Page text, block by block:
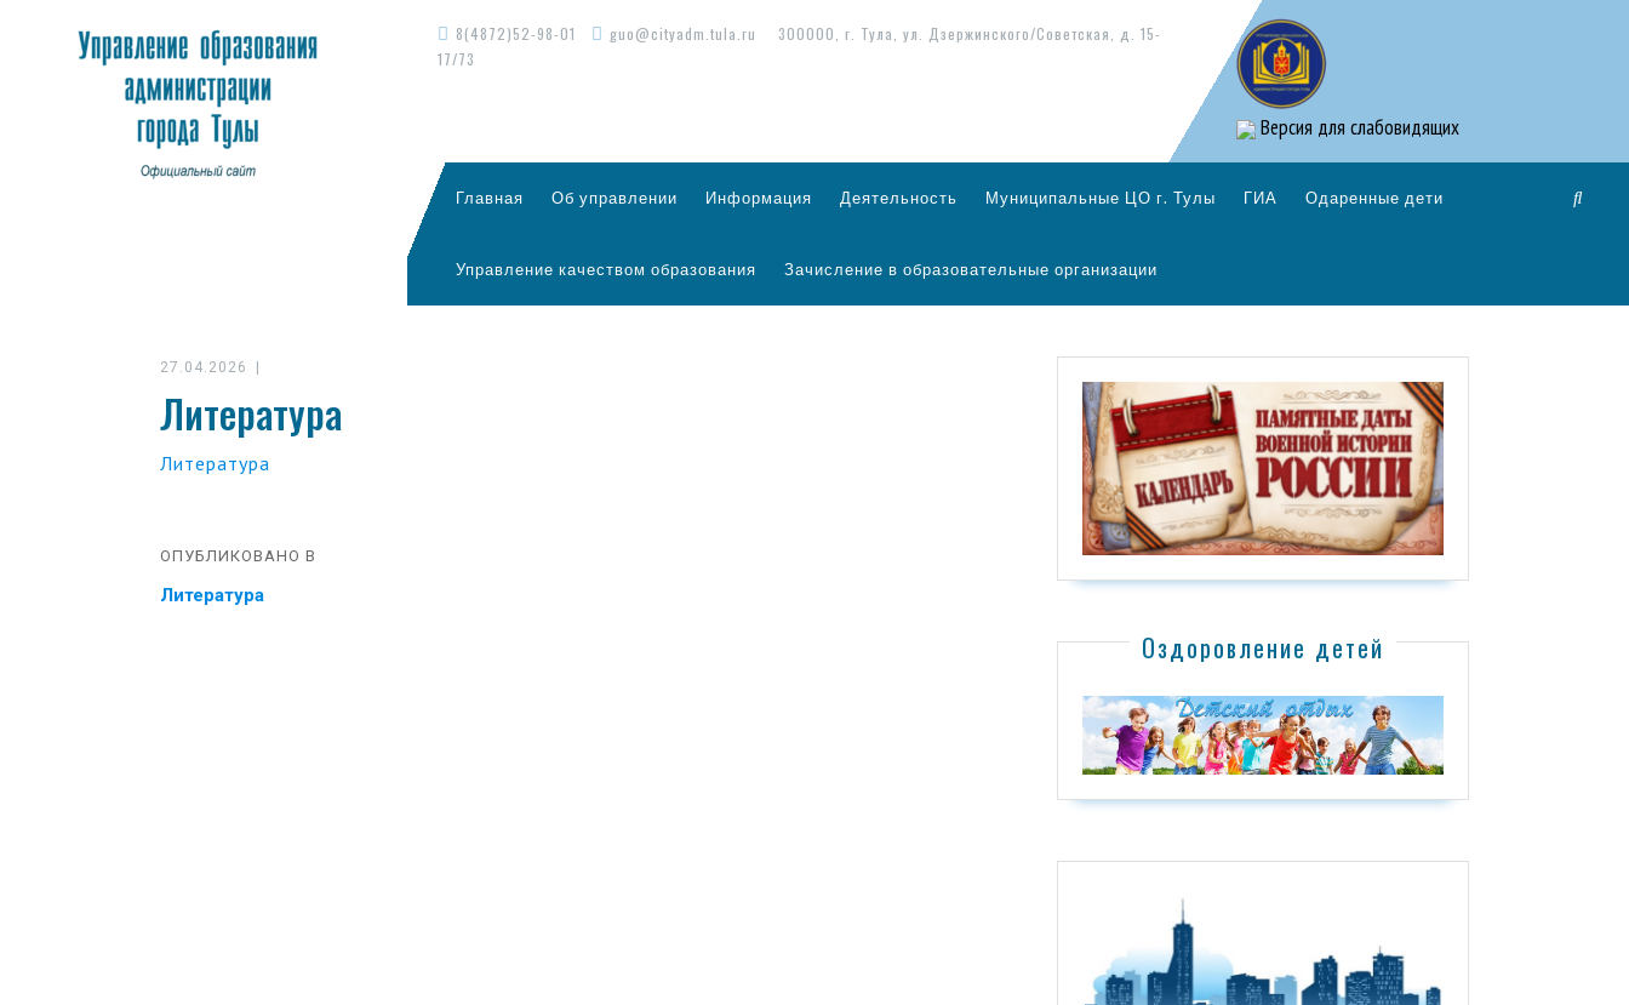
8(4872)52-98-01 guo@cityadm.tula.ru
300000, г. Тула, ул. Дзержинского/Советская, д. 15-
17/73
Версия для слабовидящих
Главная Об управлении Информация Деятельность Муниципальные ЦО г. Тулы ГИА Одаренные дети
Управление качеством образования Зачисление в образовательные организации
27.04.2026
Литература
Литература
ОПУБЛИКОВАНО В
Литература
Оздоровление детей